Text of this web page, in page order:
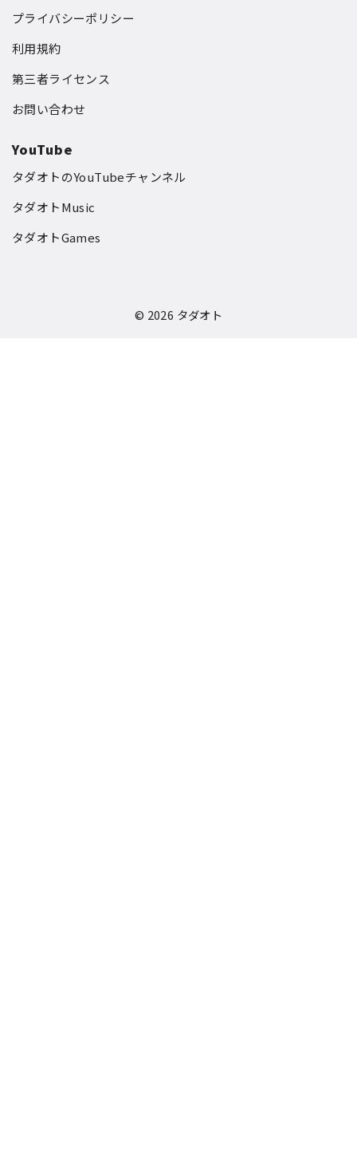
プライバシーポリシー
利用規約
第三者ライセンス
お問い合わせ
YouTube
タダオトのYouTubeチャンネル
タダオトMusic
タダオトGames
© 2026 タダオト